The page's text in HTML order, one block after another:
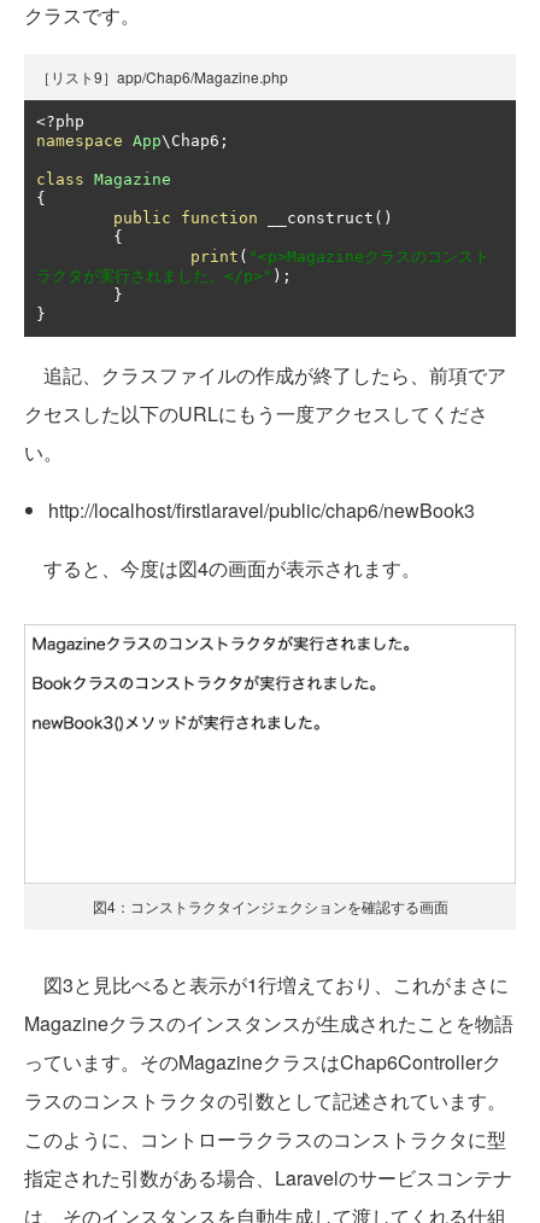
クラスです。
［リスト9］app/Chap6/Magazine.php
<?
namespace App\Chap6 ;
class Magazine
{
public
function __construct ()
{
print ( "<p>Magazineクラスのコンスト
ラクタが実行されました。</p>" );
}
}
追記、クラスファイルの作成が終了したら、前項でア
クセスした以下のURLにもう一度アクセスしてくださ
い。
http://localhost/firstlaravel/public/chap6/newBook3
すると、今度は図4の画面が表示されます。
図4：コンストラクタインジェクションを確認する画面
図3と見比べると表示が1行増えており、これがまさに
Magazineクラスのインスタンスが生成されたことを物語
っています。そのMagazineクラスはChap6Controllerク
ラスのコンストラクタの引数として記述されています。
このように、コントローラクラスのコンストラクタに型
指定された引数がある場合、Laravelのサービスコンテナ
は、そのインスタンスを自動生成して渡してくれる仕組